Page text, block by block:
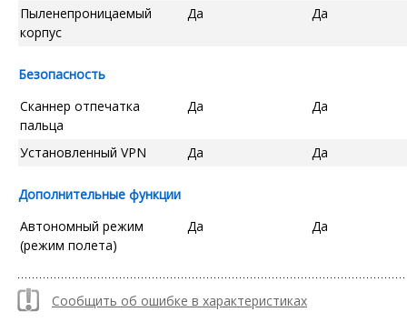
Пыленепроницаемый
корпус
Да Да
Безопасность
Сканнер отпечатка
пальца
Да Да
Установленный VPN Да Да
Дополнительные функции
Автономный режим
(режим полета)
Да Да
Сообщить об ошибке в характеристиках